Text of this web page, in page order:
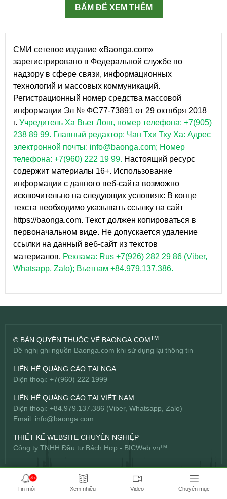
BẤM ĐỂ XEM THÊM
СМИ сетевое издание «Baonga.com»
зарегистрировано в Федеральной службе по
надзору в сфере связи, информационных
технологий и массовых коммуникаций.
Регистрационный номер средства массовой
информации Эл № ФС77-73891 от 29 октября 2018
г. Учредитель Ха Вьет Лонг, номер телефона: +7(905)
238 89 99. Главный редактор: Чан Тхи Тху Ха: Адрес
электронной почты: info@baonga.com; Номер
телефона: +7(960) 222 19 99. Настоящий ресурс
содержит материалы 16+. Использование
информации с данного веб-сайта возможно
исключительно на следующих условиях: В конце
текста необходимо указывать ссылку на сайт
https://baonga.com. Текст должен копироваться в
первоначальном виде. Не допускается удаление
ссылки на данный веб-сайт из текстов
материалов. Реклама: Rus +7(926) 282 29 86 (Viber,
Whatsapp, Zalo); Вьетнам +84.979.137.386.
© BẢN QUYỀN THUỘC VỀ BAONGA.COMTM
Đề nghị ghi nguồn Baonga.com khi sử dụng lại thông tin
LIÊN HỆ QUẢNG CÁO TẠI NGA
Điện thoại: +7(960) 222 1999
LIÊN HỆ QUẢNG CÁO TẠI VIỆT NAM
Điện thoại: +84.979.137.386 (Viber, Whatsapp, Zalo)
Email: info@baonga.com
THIẾT KẾ WEBSITE CHUYÊN NGHIỆP
Công ty TNHH Đầu tư Bách Hợp - BICWeb.vnTM
5+
Tin mới Xem nhiều Video Chuyên mục